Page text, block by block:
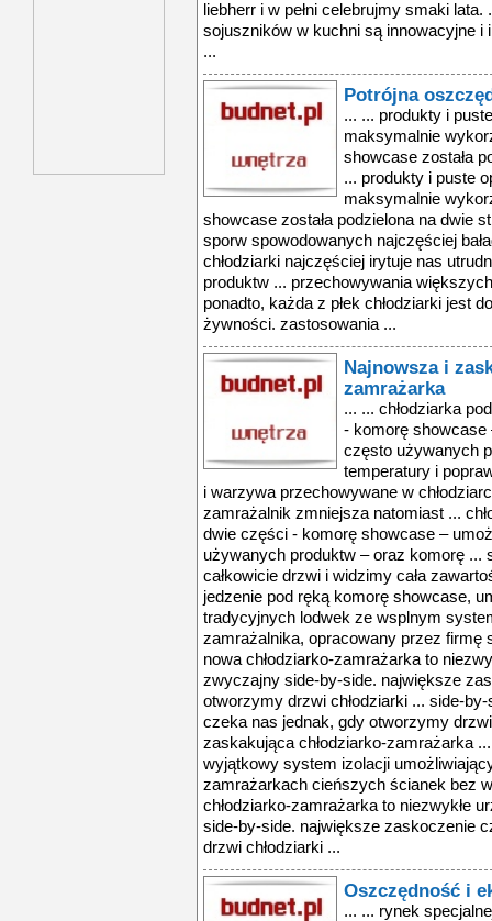
liebherr i w pełni celebrujmy smaki
sojuszników w kuchni są innowacyjne i
...
Potrójna
... ... produkty i
maksymalnie
showcase została
... produkty i puste
maksymalnie
showcase została podzielona na dwie
sporw spowodowanych najczęściej
chłodziarki najczęściej irytuje nas
produktw ... przechowywania
ponadto, każda z płek chłodziarki jest
żywności. zastosowania ...
Najnowsza i
zamrażarka
... ... chłodziarka
- komorę showcase
często używanych
temperatury i
i warzywa przechowywane w
zamrażalnik zmniejsza natomiast ...
dwie części - komorę showcase –
używanych produktw – oraz komorę ...
całkowicie drzwi i widzimy cała
jedzenie pod ręką komorę showcase,
tradycyjnych lodwek ze wsplnym
zamrażalnika, opracowany przez firmę
nowa chłodziarko-zamrażarka to
zwyczajny side-by-side. największe
otworzymy drzwi chłodziarki ... side-
czeka nas jednak, gdy otworzymy
zaskakująca chłodziarko-zamrażarka
wyjątkowy system izolacji
zamrażarkach cieńszych ścianek bez
chłodziarko-zamrażarka to niezwykłe
side-by-side. największe zaskoczenie
drzwi chłodziarki ...
Oszczędność i
... ... rynek